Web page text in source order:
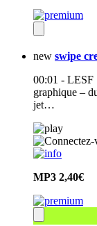
new swipe
00:01 - LESF
graphique –
jet…
MP3 2,40€